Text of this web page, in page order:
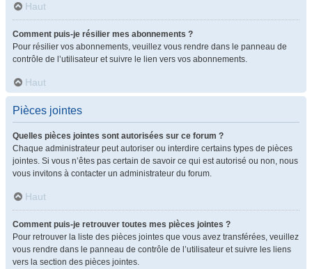
Haut
Comment puis-je résilier mes abonnements ?
Pour résilier vos abonnements, veuillez vous rendre dans le panneau de
contrôle de l’utilisateur et suivre le lien vers vos abonnements.
Haut
Pièces jointes
Quelles pièces jointes sont autorisées sur ce forum ?
Chaque administrateur peut autoriser ou interdire certains types de pièces
jointes. Si vous n’êtes pas certain de savoir ce qui est autorisé ou non, nous
vous invitons à contacter un administrateur du forum.
Haut
Comment puis-je retrouver toutes mes pièces jointes ?
Pour retrouver la liste des pièces jointes que vous avez transférées, veuillez
vous rendre dans le panneau de contrôle de l’utilisateur et suivre les liens
vers la section des pièces jointes.